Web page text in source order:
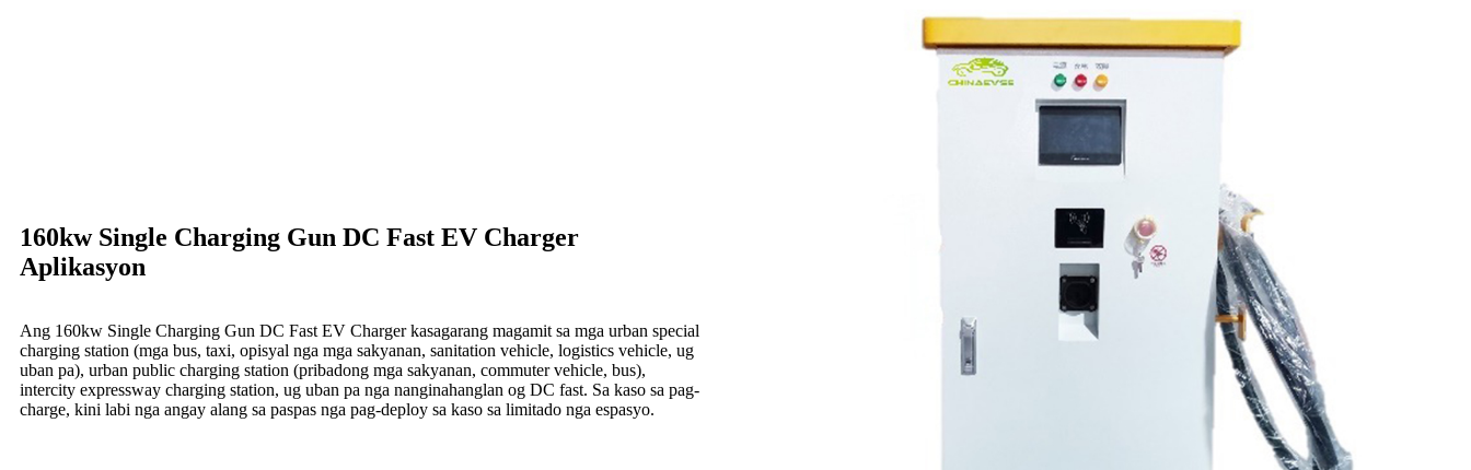
160kw Single Charging Gun DC Fast EV Charger
Aplikasyon
Ang 160kw Single Charging Gun DC Fast EV Charger kasagarang magamit sa mga urban special
charging station (mga bus, taxi, opisyal nga mga sakyanan, sanitation vehicle, logistics vehicle, ug
uban pa), urban public charging station (pribadong mga sakyanan, commuter vehicle, bus),
intercity expressway charging station, ug uban pa nga nanginahanglan og DC fast. Sa kaso sa pag-
charge, kini labi nga angay alang sa paspas nga pag-deploy sa kaso sa limitado nga espasyo.